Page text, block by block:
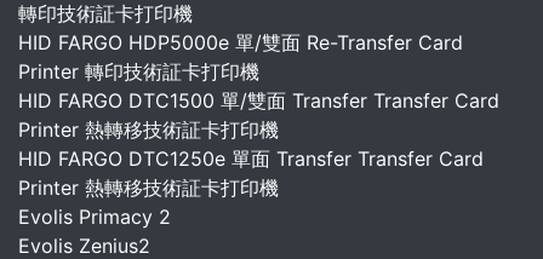
轉印技術証卡打印機
HID FARGO HDP5000e 單/雙面 Re-Transfer Card
Printer 轉印技術証卡打印機
HID FARGO DTC1500 單/雙面 Transfer Transfer Card
Printer 熱轉移技術証卡打印機
HID FARGO DTC1250e 單面 Transfer Transfer Card
Printer 熱轉移技術証卡打印機
Evolis Primacy 2
Evolis Zenius2